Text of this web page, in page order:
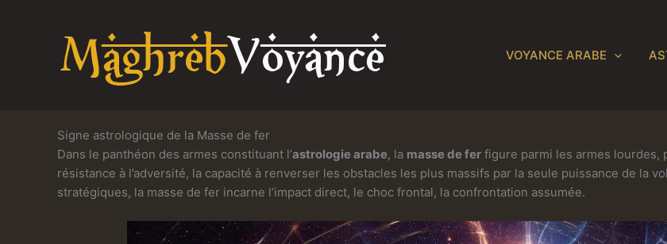
VOYANCE ARABE
Signe astrologique de la Masse de fer
Dans le panthéon des armes constituant l’astrologie arabe, la masse de fer figure parmi les armes lourdes,
résistance à l’adversité, la capacité à renverser les obstacles les plus massifs par la seule puissance de la
stratégiques, la masse de fer incarne l’impact direct, le choc frontal, la confrontation assumée.